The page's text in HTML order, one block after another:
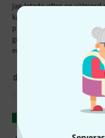
Jag letade efter en
kablar, växelriktare och
plats med allt i denna fluga
gruppera allt i samma
en andra för att passa 4
ANMÄL